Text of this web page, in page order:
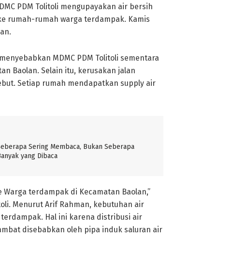
PDM Tolitoli mengupayakan air bersih
rumah-rumah warga terdampak. Kamis
MDMC PDM Tolitoli sementara
Baolan. Selain itu, kerusakan jalan
Setiap rumah mendapatkan supply air
Sering Membaca, Bukan Seberapa
yang Dibaca
terdampak di Kecamatan Baolan,”
Menurut Arif Rahman, kebutuhan air
Hal ini karena distribusi air
disebabkan oleh pipa induk saluran air